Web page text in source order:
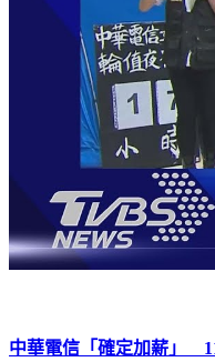
中華電信「確定加薪」